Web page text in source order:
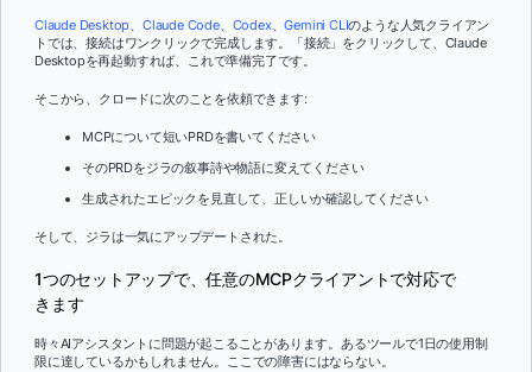
Claude Desktop、Claude Code、 Codex、Gemini CLIのような人気クライアン
トでは、接続はワンクリックで完成します。「接続」をクリックして、Claude
Desktopを再起動すれば、これで準備完了です。
そこから、クロードに次のことを依頼できます:
MCPについて短いPRDを書いてください
そのPRDをジラの叙事詩や物語に変えてください
生成されたエピックを見直して、正しいか確認してください
そして、ジラは一気にアップデートされた。
1つのセットアップで、任意のMCPクライアントで対応で
きます
時々AIアシスタントに問題が起こることがあります。あるツールで1日の使用制
限に達しているかもしれません。ここでの障害にはならない。